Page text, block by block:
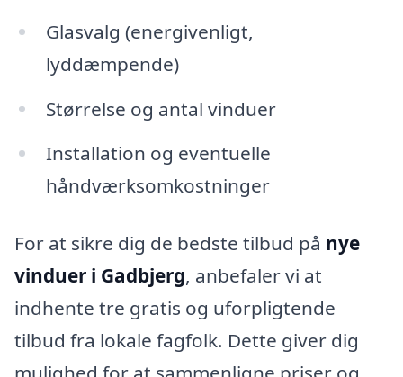
Glasvalg (energivenligt,
lyddæmpende)
Størrelse og antal vinduer
Installation og eventuelle
håndværksomkostninger
For at sikre dig de bedste tilbud på nye
vinduer i Gadbjerg, anbefaler vi at
indhente tre gratis og uforpligtende
tilbud fra lokale fagfolk. Dette giver dig